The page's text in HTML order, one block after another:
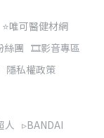
⭐唯可醫健材網
絲團 🎞️影音專區
隱私權政策
人 ▹BANDAI